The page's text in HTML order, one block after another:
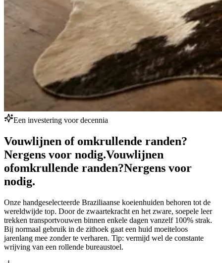
Een investering voor decennia
Vouwlijnen of omkrullende randen?
Nergens voor nodig.Vouwlijnen
ofomkrullende randen?Nergens voor
nodig.
Onze handgeselecteerde Braziliaanse koeienhuiden behoren tot de
wereldwijde top. Door de zwaartekracht en het zware, soepele leer
trekken transportvouwen binnen enkele dagen vanzelf 100% strak.
Bij normaal gebruik in de zithoek gaat een huid moeiteloos
jarenlang mee zonder te verharen. Tip: vermijd wel de constante
wrijving van een rollende bureaustoel.